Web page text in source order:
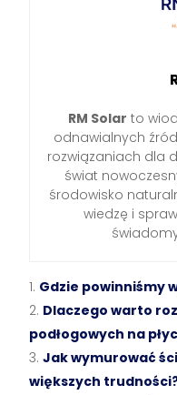
RM Solar to
odnawialnych
rozwiązaniach dla
świat
środowisko
wiedzę i
Gdzie powinniśmy
Dlaczego warto
podłogowych na
Jak wymurować
większych